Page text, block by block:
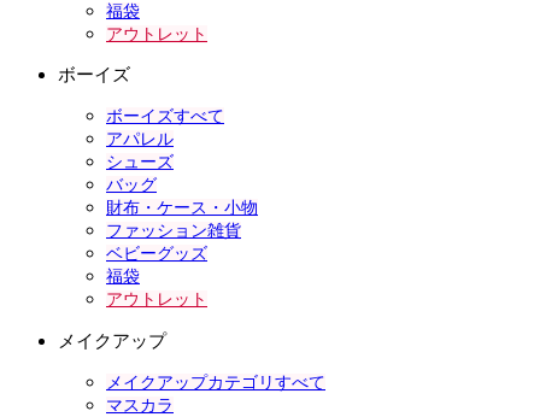
福袋
アウトレット
ボーイズ
ボーイズすべて
アパレル
シューズ
バッグ
財布・ケース・小物
ファッション雑貨
ベビーグッズ
福袋
アウトレット
メイクアップ
メイクアップカテゴリすべて
マスカラ